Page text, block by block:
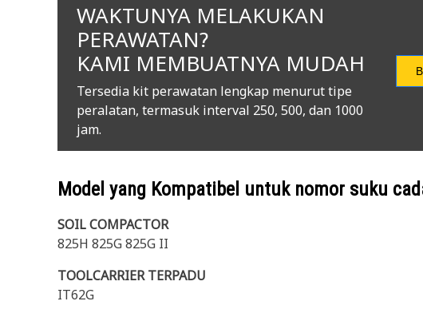
WAKTUNYA MELAKUKAN
PERAWATAN?
KAMI MEMBUATNYA MUDAH
Tersedia kit perawatan lengkap menurut tipe
peralatan, termasuk interval 250, 500, dan 1000
jam.
Model yang Kompatibel untuk nomor suku
SOIL COMPACTOR
825H 825G 825G II
TOOLCARRIER TERPADU
IT62G